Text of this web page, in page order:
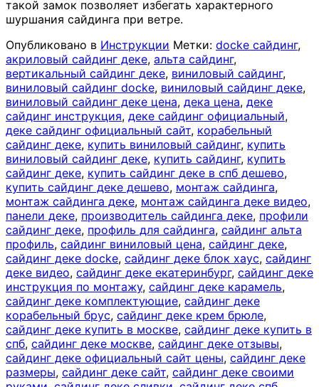
такой замок позволяет избегать характерного
шуршания сайдинга при ветре.
Опубликовано в Инструкции Метки: docke сайдинг,
акриловый сайдинг деке, альта сайдинг,
вертикальный сайдинг деке, виниловый сайдинг,
виниловый сайдинг docke, виниловый сайдинг деке,
виниловый сайдинг деке цена, дека цена, деке
сайдинг инструкция, деке сайдинг официальный,
деке сайдинг официальный сайт, корабельный
сайдинг деке, купить виниловый сайдинг, купить
виниловый сайдинг деке, купить сайдинг, купить
сайдинг деке, купить сайдинг деке в спб дешево,
купить сайдинг деке дешево, монтаж сайдинга,
монтаж сайдинга деке, монтаж сайдинга деке видео,
панели деке, производитель сайдинга деке, профили
сайдинг деке, профиль для сайдинга, сайдинг альта
профиль, сайдинг виниловый цена, сайдинг деке,
сайдинг деке docke, сайдинг деке блок хаус, сайдинг
деке видео, сайдинг деке екатеринбург, сайдинг деке
инструкция по монтажу, сайдинг деке карамель,
сайдинг деке комплектующие, сайдинг деке
корабельный брус, сайдинг деке крем брюле,
сайдинг деке купить в москве, сайдинг деке купить в
спб, сайдинг деке москве, сайдинг деке отзывы,
сайдинг деке официальный сайт цены, сайдинг деке
размеры, сайдинг деке сайт, сайдинг деке своими